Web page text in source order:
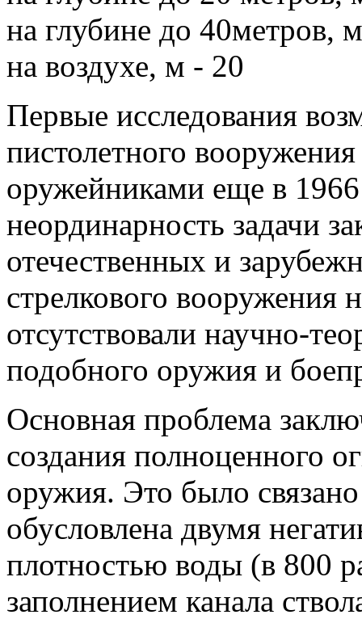
на глубине до 40метров,
на воздухе, м - 20
Первые исследования
пистолетного
оружейниками еще в
неординарность задачи
отечественных и
стрелкового вооружения
отсутствовали научно-
подобного оружия и
Основная проблема
создания полноценного
оружия. Это было
обусловлена двумя
плотностью воды (в 800
заполнением канала